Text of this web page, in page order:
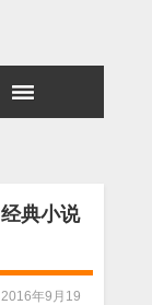
典小说
2016年9月19